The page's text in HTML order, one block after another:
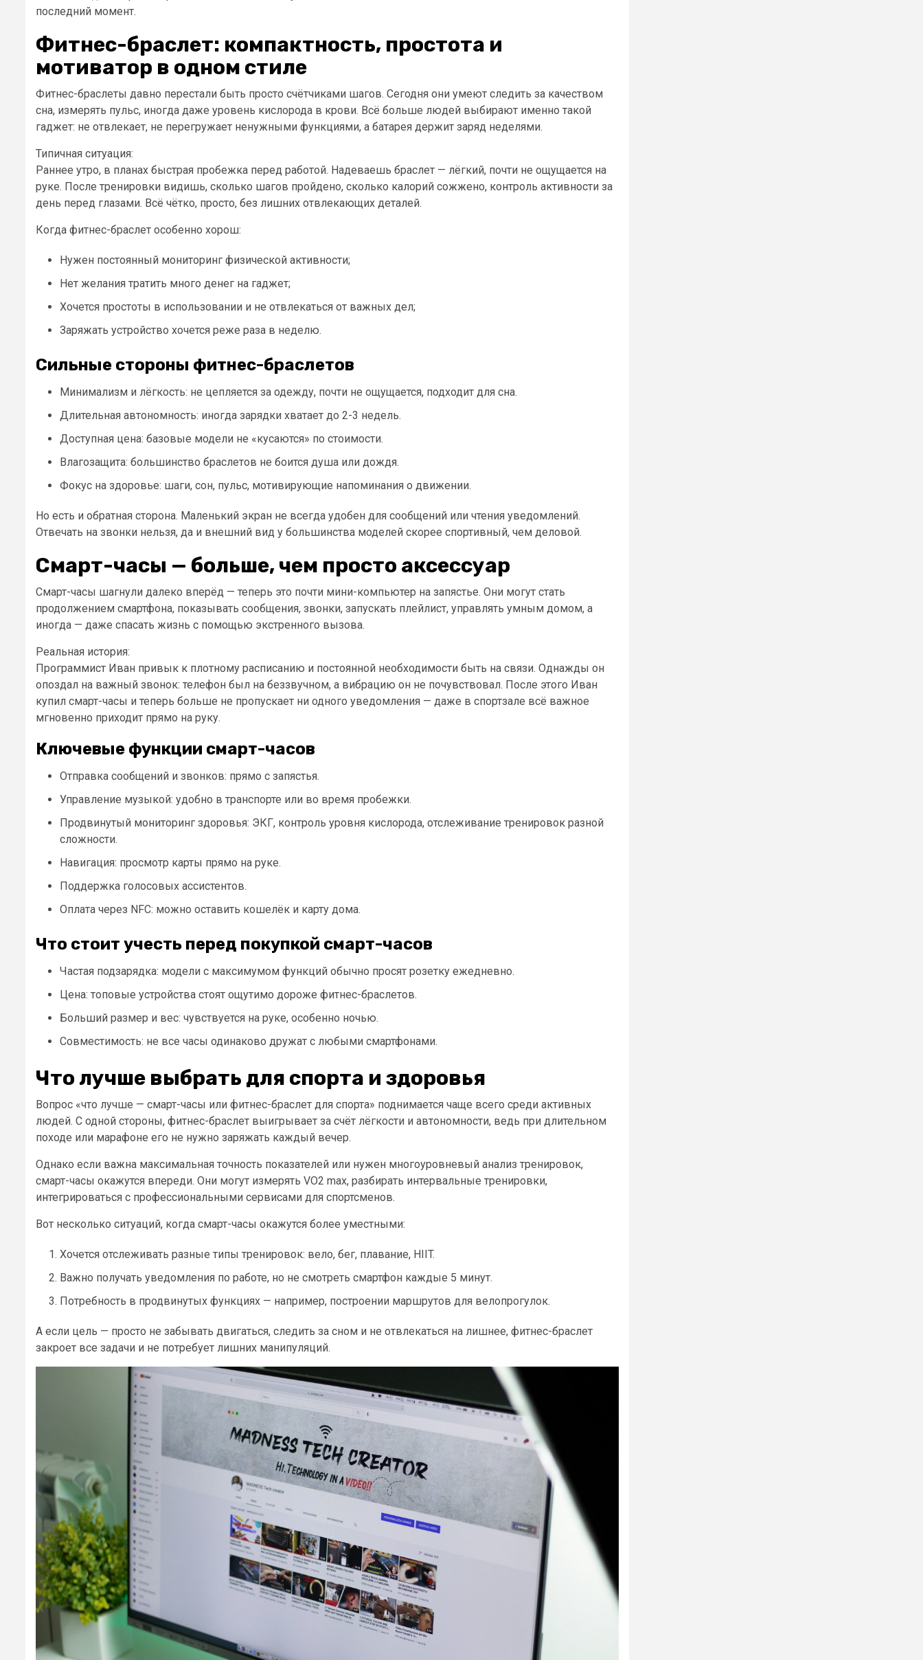
последний момент.
Фитнес-браслет: компактность, простота и
мотиватор в одном стиле
Фитнес-браслеты давно перестали быть просто счётчиками шагов. Сегодня они умеют следить за качеством
сна, измерять пульс, иногда даже уровень кислорода в крови. Всё больше людей выбирают именно такой
гаджет: не отвлекает, не перегружает ненужными функциями, а батарея держит заряд неделями.
Типичная ситуация:
Раннее утро, в планах быстрая пробежка перед работой. Надеваешь браслет — лёгкий, почти не ощущается на
руке. После тренировки видишь, сколько шагов пройдено, сколько калорий сожжено, контроль активности за
день перед глазами. Всё чётко, просто, без лишних отвлекающих деталей.
Когда фитнес-браслет особенно хорош:
Нужен постоянный мониторинг физической активности;
Нет желания тратить много денег на гаджет;
Хочется простоты в использовании и не отвлекаться от важных дел;
Заряжать устройство хочется реже раза в неделю.
Сильные стороны фитнес-браслетов
Минимализм и лёгкость: не цепляется за одежду, почти не ощущается, подходит для сна.
Длительная автономность: иногда зарядки хватает до 2-3 недель.
Доступная цена: базовые модели не «кусаются» по стоимости.
Влагозащита: большинство браслетов не боится душа или дождя.
Фокус на здоровье: шаги, сон, пульс, мотивирующие напоминания о движении.
Но есть и обратная сторона. Маленький экран не всегда удобен для сообщений или чтения уведомлений.
Отвечать на звонки нельзя, да и внешний вид у большинства моделей скорее спортивный, чем деловой.
Смарт-часы — больше, чем просто аксессуар
Смарт-часы шагнули далеко вперёд — теперь это почти мини-компьютер на запястье. Они могут стать
продолжением смартфона, показывать сообщения, звонки, запускать плейлист, управлять умным домом, а
иногда — даже спасать жизнь с помощью экстренного вызова.
Реальная история:
Программист Иван привык к плотному расписанию и постоянной необходимости быть на связи. Однажды он
опоздал на важный звонок: телефон был на беззвучном, а вибрацию он не почувствовал. После этого Иван
купил смарт-часы и теперь больше не пропускает ни одного уведомления — даже в спортзале всё важное
мгновенно приходит прямо на руку.
Ключевые функции смарт-часов
Отправка сообщений и звонков: прямо с запястья.
Управление музыкой: удобно в транспорте или во время пробежки.
Продвинутый мониторинг здоровья: ЭКГ, контроль уровня кислорода, отслеживание тренировок разной
сложности.
Навигация: просмотр карты прямо на руке.
Поддержка голосовых ассистентов.
Оплата через NFC: можно оставить кошелёк и карту дома.
Что стоит учесть перед покупкой смарт-часов
Частая подзарядка: модели с максимумом функций обычно просят розетку ежедневно.
Цена: топовые устройства стоят ощутимо дороже фитнес-браслетов.
Больший размер и вес: чувствуется на руке, особенно ночью.
Совместимость: не все часы одинаково дружат с любыми смартфонами.
Что лучше выбрать для спорта и здоровья
Вопрос «что лучше — смарт-часы или фитнес-браслет для спорта» поднимается чаще всего среди активных
людей. С одной стороны, фитнес-браслет выигрывает за счёт лёгкости и автономности, ведь при длительном
походе или марафоне его не нужно заряжать каждый вечер.
Однако если важна максимальная точность показателей или нужен многоуровневый анализ тренировок,
смарт-часы окажутся впереди. Они могут измерять VO2 max, разбирать интервальные тренировки,
интегрироваться с профессиональными сервисами для спортсменов.
Вот несколько ситуаций, когда смарт-часы окажутся более уместными:
Хочется отслеживать разные типы тренировок: вело, бег, плавание, HIIT.
Важно получать уведомления по работе, но не смотреть смартфон каждые 5 минут.
Потребность в продвинутых функциях — например, построении маршрутов для велопрогулок.
А если цель — просто не забывать двигаться, следить за сном и не отвлекаться на лишнее, фитнес-браслет
закроет все задачи и не потребует лишних манипуляций.